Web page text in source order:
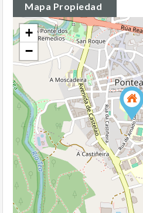
Mapa Propiedad
+
−